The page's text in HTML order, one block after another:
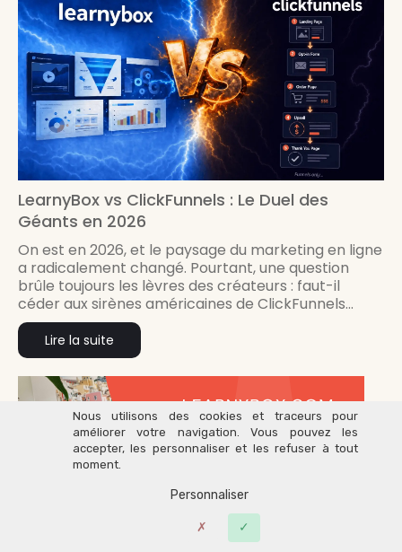
LearnyBox vs ClickFunnels : Le Duel des
Géants en 2026
On est en 2026, et le paysage du marketing en ligne
a radicalement changé. Pourtant, une question
brûle toujours les lèvres des créateurs : faut-il
céder aux sirènes américaines de ClickFunnels...
Lire la suite
Nous utilisons des cookies et traceurs pour
améliorer votre navigation. Vous pouvez les
accepter, les personnaliser et les refuser à tout
moment.
Personnaliser